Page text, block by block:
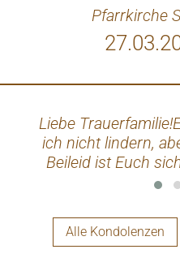
Pfarrkirche
Liebe
ich nicht lindern,
Beileid ist Euch
letztes
Alle Kondolenzen